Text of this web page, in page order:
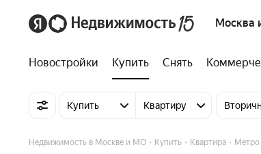
Москва
Новостройки Купить Снять
Купить Квартиру
Недвижимость в Москве и МО Купить Квартира